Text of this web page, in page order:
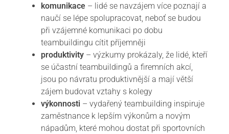
komunikace – lidé se navzájem více poznají a
naučí se lépe spolupracovat, neboť se budou
při vzájemné komunikaci po dobu
teambuildingu cítit příjemněji
produktivity – výzkumy prokázaly, že lidé, kteří
se účastní teambuildingů a firemních akcí,
jsou po návratu produktivnější a mají větší
zájem budovat vztahy s kolegy
výkonnosti – vydařený teambuilding inspiruje
zaměstnance k lepším výkonům a novým
nápadům, které mohou dostat při sportovních